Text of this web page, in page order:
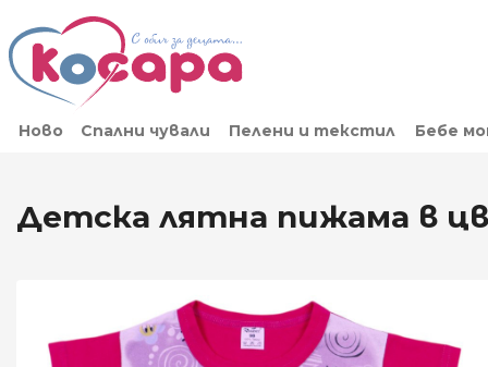
Ново Спални чували Пелени и текстил Бебе
Детска лятна пижама в